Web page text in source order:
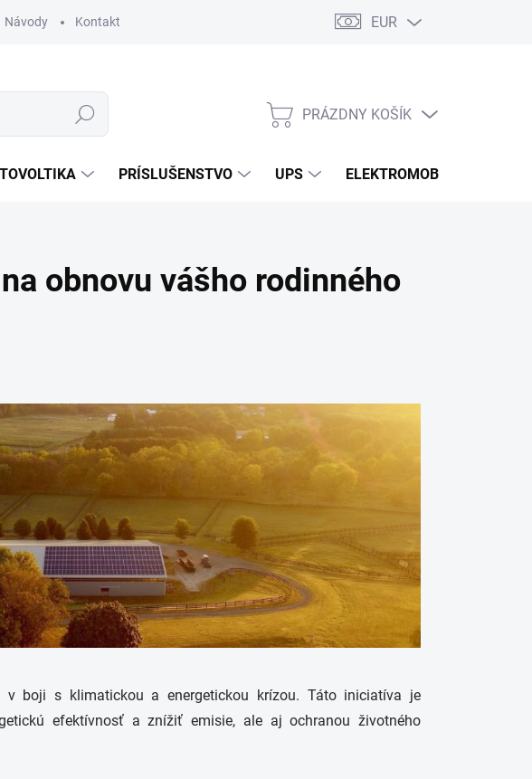
Návody Kontakt Podmienky ochrany osobných údajov Súbory cookies
EUR
Hľadať
NÁKUPNÝ
PRÁZDNY KOŠÍK
PRÍSLUŠENSTVO UPS ELEKTROMOBILITA
obnovu vášho rodinného
v boji s klimatickou a energetickou krízou. Táto iniciatíva je
efektívnosť a znížiť emisie, ale aj ochranou životného